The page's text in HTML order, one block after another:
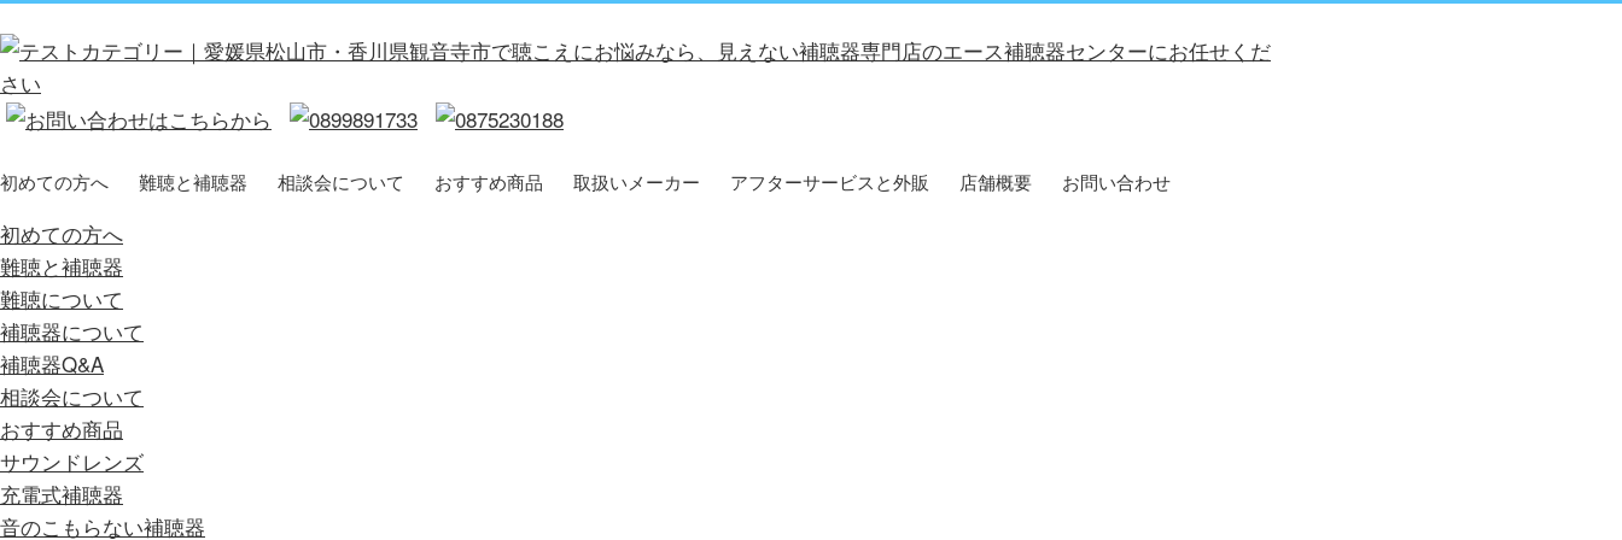
初めての方へ 難聴と補聴器 相談会について おすすめ商品 取扱いメーカー アフターサービスと外販 店舗概要 お問い合わせ
初めての方へ
難聴と補聴器
難聴について
補聴器について
補聴器Q&A
相談会について
おすすめ商品
サウンドレンズ
充電式補聴器
音のこもらない補聴器